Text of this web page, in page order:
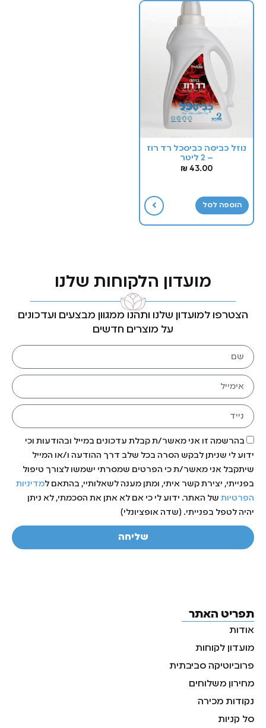
נוזל כביסה כביסכל רד רוז
– 2 ליטר
43.00
₪
הוספה לסל
מועדון הלקוחות שלנו
הצטרפו למועדון שלנו ותהנו ממגוון מבצעים ועדכונים
על מוצרים חדשים
בהרשמה זו אני מאשר/ת קבלת עדכונים במייל ובהודעות וכי
ידוע לי שניתן לבקש הסרה בכל שלב דרך ההודעה ו/או המייל
שיתקבל אני מאשר/ת כי הפרטים שמסרתי ישמשו לצורך טיפול
בפנייתי, יצירת קשר איתי, ומתן מענה לשאלותיי, בהתאם למדיניות
הפרטיות של האתר. ידוע לי כי אם לא אתן את הסכמתי, לא ניתן
יהיה לטפל בפנייתי. (שדה אופציונלי)
שליחה
תפריט האתר
אודות
מועדון לקוחות
פרוביוטיקה סביבתית
מחירון משלוחים
נקודות מכירה
סל קניות